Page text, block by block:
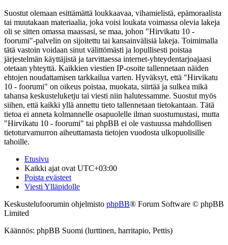
Suostut olemaan esittämättä loukkaavaa, vihamielistä, epämoraalista
tai muutakaan materiaalia, joka voisi loukata voimassa olevia lakeja
oli se sitten omassa maassasi, se maa, johon "Hirvikatu 10 -
foorumi"-palvelin on sijoitettu tai kansainvälisiä lakeja. Toimimalla
tätä vastoin voidaan sinut välittömästi ja lopullisesti poistaa
järjestelmän käyttäjistä ja tarvittaessa internet-yhteydentarjoajaasi
otetaan yhteyttä. Kaikkien viestien IP-osoite tallennetaan näiden
ehtojen noudattamisen tarkkailua varten. Hyväksyt, että "Hirvikatu
10 - foorumi" on oikeus poistaa, muokata, siirtää ja sulkea mikä
tahansa keskusteluketju tai viesti niin halutessamme. Suostut myös
siihen, että kaikki yllä annettu tieto tallennetaan tietokantaan. Tätä
tietoa ei anneta kolmannelle osapuolelle ilman suostumustasi, mutta
"Hirvikatu 10 - foorumi" tai phpBB ei ole vastuussa mahdollisen
tietoturvamurron aiheuttamasta tietojen vuodosta ulkopuolisille
tahoille.
Etusivu
Kaikki ajat ovat UTC+03:00
Poista evästeet
Viesti Ylläpidolle
Keskustelufoorumin ohjelmisto phpBB® Forum Software © phpBB
Limited
Käännös: phpBB Suomi (lurttinen, harritapio, Pettis)